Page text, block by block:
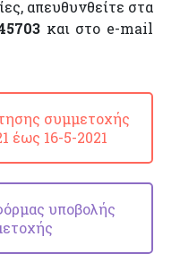
απευθυνθείτε στα
και στο e-mail
συμμετοχής
έως 16-5-2021
υποβολής